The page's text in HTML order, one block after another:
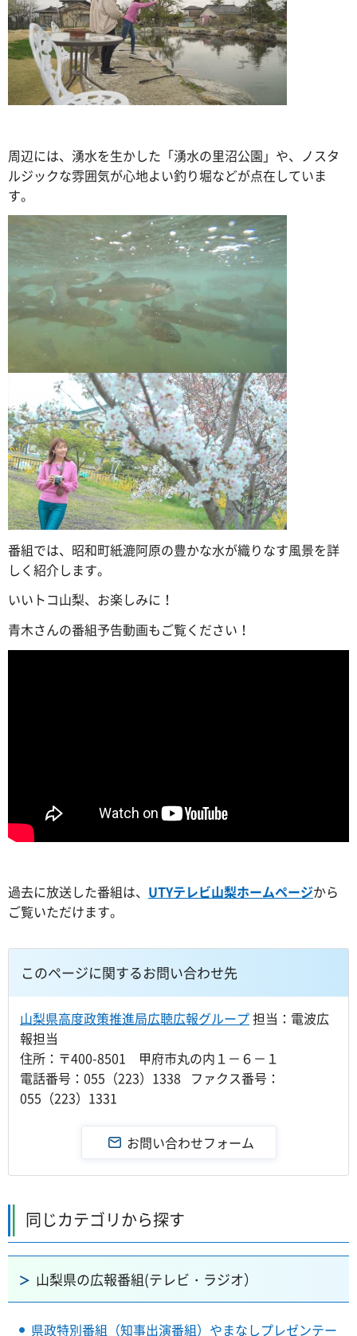
周辺には、湧水を生かした「湧水の里沼公園」や、ノスタ
ルジックな雰囲気が心地よい釣り堀などが点在していま
す。
番組では、昭和町紙漉阿原の豊かな水が織りなす風景を詳
しく紹介します。
いいトコ山梨、お楽しみに！
青木さんの番組予告動画もご覧ください！
過去に放送した番組は、 UTYテレビ山梨ホームページから
ご覧いただけます。
このページに関するお問い合わせ先
山梨県高度政策推進局広聴広報グループ担当：電波広
報担当
住所：〒400-8501 甲府市丸の内１－６－１
電話番号：055（223）1338 ファクス番号：
055（223）1331
同じカテゴリから探す
山梨県の広報番組(テレビ・ラジオ）
県政特別番組（知事出演番組）やまなしプレゼンテー